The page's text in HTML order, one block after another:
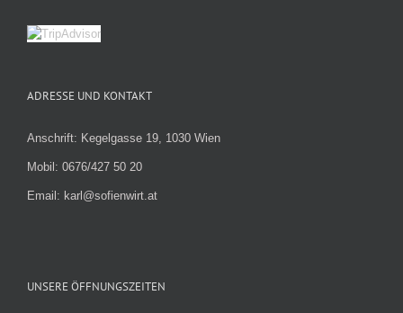
ADRESSE UND KONTAKT
Anschrift: Kegelgasse 19, 1030 Wien
Mobil: 0676/427 50 20
Email: karl@sofienwirt.at
UNSERE ÖFFNUNGSZEITEN